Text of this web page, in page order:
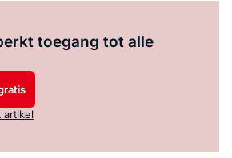
toegang tot alle
artikel